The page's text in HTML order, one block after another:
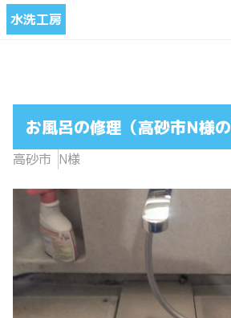
水洗工房
お風呂の修理（高砂市N様の
高砂市 N様